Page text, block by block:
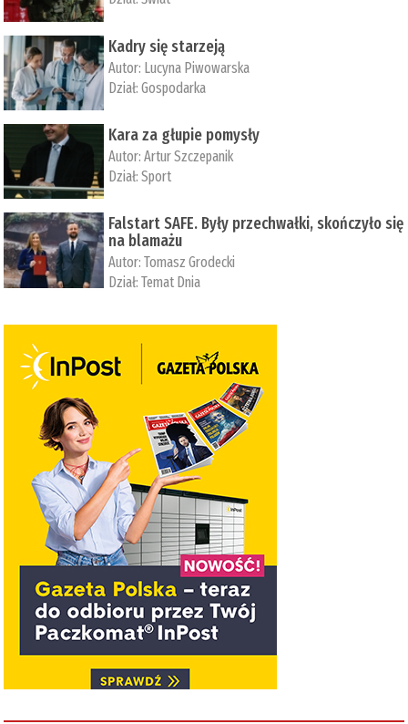
Kadry się starzeją
Autor: Lucyna Piwowarska
Dział:Gospodarka
Kara za głupie pomysły
Autor:Artur Szczepanik
Dział:Sport
Falstart SAFE. Były przechwałki, skończyło się
na blamażu
Autor:Tomasz Grodecki
Dział:Temat Dnia